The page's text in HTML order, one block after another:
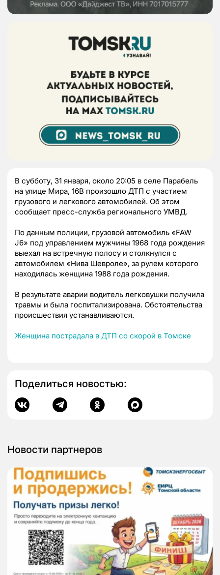
В субботу, 31 января, около 20:05 в селе Парабель
на улице Мира, 16В произошло ДТП с участием
грузового и легкового автомобилей. Об этом
сообщает пресс-служба регионального УМВД.
По данным полиции, грузовой автомобиль «FAW
J6» под управлением мужчины 1968 года рождения
выехал на встречную полосу и столкнулся с
автомобилем «Нива Шевроле», за рулем которого
находилась женщина 1988 года рождения.
В результате аварии водитель легковушки получила
травмы и была госпитализирована. Обстоятельства
происшествия устанавливаются.
Женщина пострадала в ДТП со скорой в Томске
Поделиться новостью:
Новости партнеров